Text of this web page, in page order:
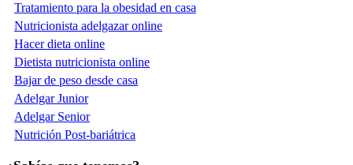
Tratamiento para la obesidad en casa
Nutricionista adelgazar online
Hacer dieta online
Dietista nutricionista online
Bajar de peso desde casa
Adelgar Junior
Adelgar Senior
Nutrición Post-bariátrica